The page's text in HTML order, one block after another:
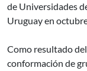
de Universidades
Uruguay en
Como resultado
conformación de